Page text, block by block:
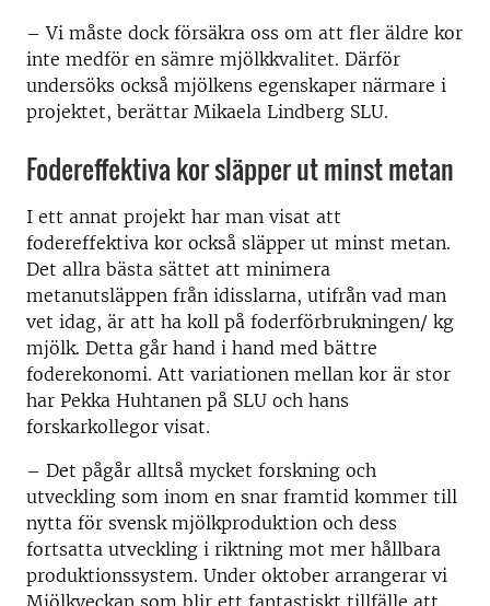
– Vi måste dock försäkra oss om att fler äldre kor
inte medför en sämre mjölkkvalitet. Därför
undersöks också mjölkens egenskaper närmare i
projektet, berättar Mikaela Lindberg SLU.
Fodereffektiva kor släpper ut minst metan
I ett annat projekt har man visat att
fodereffektiva kor också släpper ut minst metan.
Det allra bästa sättet att minimera
metanutsläppen från idisslarna, utifrån vad man
vet idag, är att ha koll på foderförbrukningen/ kg
mjölk. Detta går hand i hand med bättre
foderekonomi. Att variationen mellan kor är stor
har Pekka Huhtanen på SLU och hans
forskarkollegor visat.
– Det pågår alltså mycket forskning och
utveckling som inom en snar framtid kommer till
nytta för svensk mjölkproduktion och dess
fortsatta utveckling i riktning mot mer hållbara
produktionssystem. Under oktober arrangerar vi
Mjölkveckan som blir ett fantastiskt tillfälle att